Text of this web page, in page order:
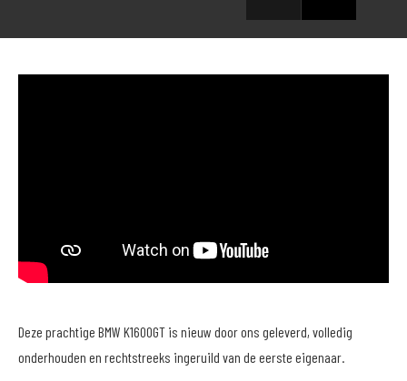
Deze prachtige BMW K1600GT is nieuw door ons geleverd, volledig
onderhouden en rechtstreeks ingeruild van de eerste eigenaar.